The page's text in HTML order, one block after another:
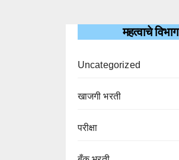
महत्वाचे विभाग
Uncategorized
खाजगी भरती
परीक्षा